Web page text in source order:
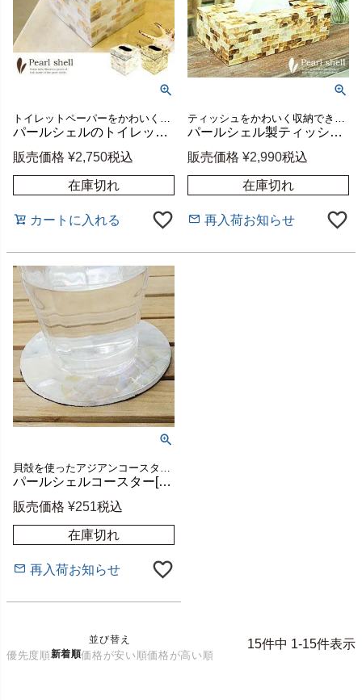
パールシェルのトイレットティッシュケース スクエアタイプ 2色展開[vn50780]【アジアン雑貨のアジア工房本店】
販売価格 ¥2,750税込
在庫切れ
カートに入れる
パールシェル製ティッシュケースボックス ゴールド[vn50770]【アジアン雑貨のアジア工房本店】
販売価格 ¥2,990税込
在庫切れ
再入荷お知らせ
パールシェルコースター[Gタイプ][7460]【アジアン雑貨のアジア工房本店】
販売価格 ¥251税込
在庫切れ
再入荷お知らせ
並び替え
優先度順新着順価格が安い順価格が高い順
15件中 1-15件表示